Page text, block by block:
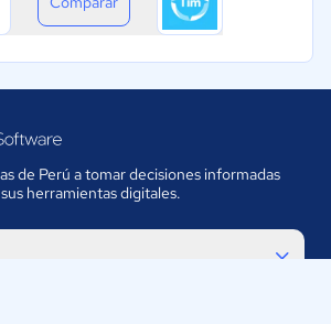
de Perú a tomar decisiones informadas
herramientas digitales.